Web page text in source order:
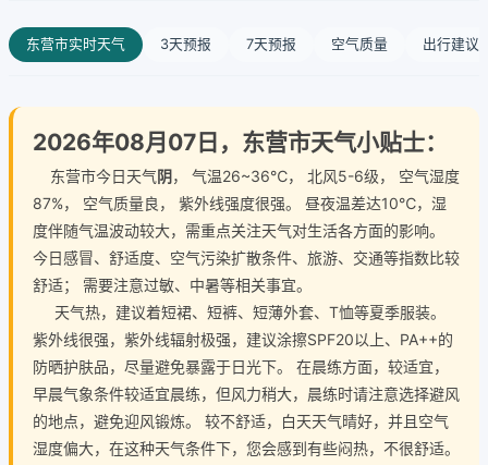
东营市实时天气 3天预报 7天预报 空气质量 出行建议
2026年08月07日，东营市天气小贴士：
东营市今日天气阴， 气温26~36℃， 北风5-6级， 空气湿度
87%， 空气质量良， 紫外线强度很强。 昼夜温差达10℃，湿
度伴随气温波动较大，需重点关注天气对生活各方面的影响。
今日感冒、舒适度、空气污染扩散条件、旅游、交通等指数比较
舒适； 需要注意过敏、中暑等相关事宜。
天气热，建议着短裙、短裤、短薄外套、T恤等夏季服装。
紫外线很强，紫外线辐射极强，建议涂擦SPF20以上、PA++的
防晒护肤品，尽量避免暴露于日光下。 在晨练方面，较适宜，
早晨气象条件较适宜晨练，但风力稍大，晨练时请注意选择避风
的地点，避免迎风锻炼。 较不舒适，白天天气晴好，并且空气
湿度偏大，在这种天气条件下，您会感到有些闷热，不很舒适。